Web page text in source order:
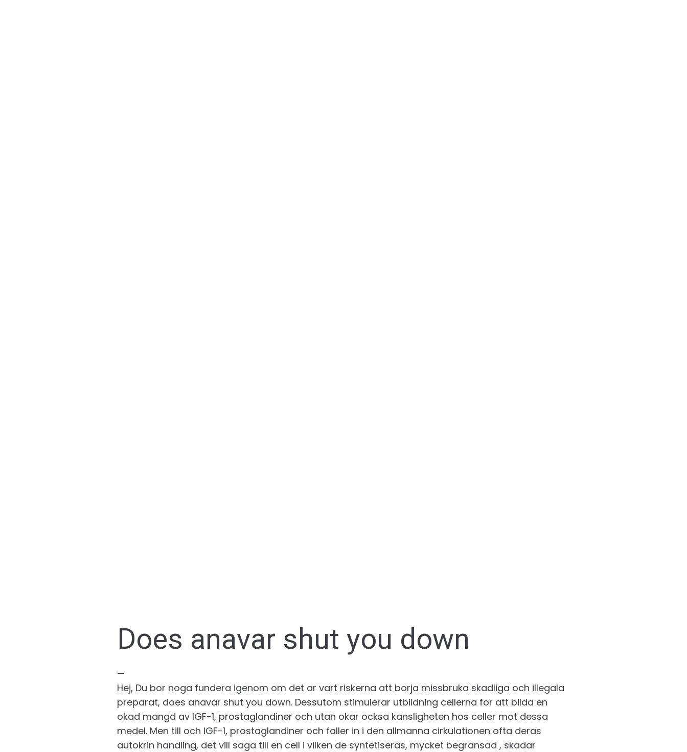
Does anavar shut you down
—
Hej, Du bor noga fundera igenom om det ar vart riskerna att borja missbruka skadliga och illegala
preparat, does anavar shut you down. Dessutom stimulerar utbildning cellerna for att bilda en
okad mangd av IGF-1, prostaglandiner och utan okar ocksa kansligheten hos celler mot dessa
medel. Men till och IGF-1, prostaglandiner och faller in i den allmanna cirkulationen ofta deras
autokrin handling, det vill saga till en cell i vilken de syntetiseras, mycket begransad , skadar